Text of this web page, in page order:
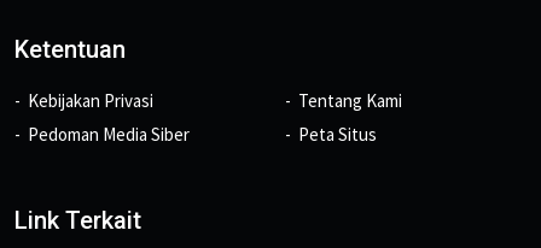
Ketentuan
Kebijakan Privasi
Pedoman Media Siber
Tentang Kami
Peta Situs
Link Terkait